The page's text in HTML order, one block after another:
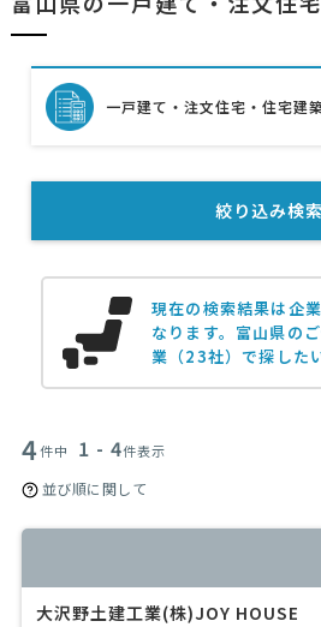
現在の検索結果は企
なります。 富山県の
業（23社）で探した
4件中 1 - 4件表示
並び順に関して
大沢野土建工業(株)JOY HOUSE
一戸建て・注文住宅・住宅建
絞り込み検索